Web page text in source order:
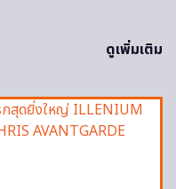
ดูเพิ่มเติม